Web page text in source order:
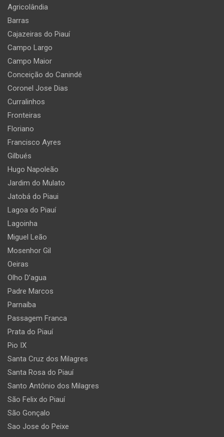
Agricolândia
Barras
Cajazeiras do Piauí
Campo Largo
Campo Maior
Conceição do Canindé
Coronel Jose Dias
Curralinhos
Fronteiras
Floriano
Francisco Ayres
Gilbués
Hugo Napoleão
Jardim do Mulato
Jatobá do Piaui
Lagoa do Piauí
Lagoinha
Miguel Leão
Mosenhor Gil
Oeiras
Olho D’agua
Padre Marcos
Parnaíba
Passagem Franca
Prata do Piauí
Pio IX
Santa Cruz dos Milagres
Santa Rosa do Piauí
Santo Antônio dos Milagres
São Felix do Piauí
São Gonçalo
Sao Jose do Peixe